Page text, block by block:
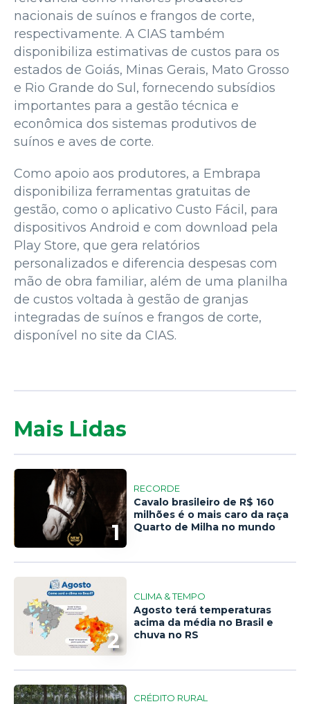
nacionais de suínos e frangos de corte,
respectivamente. A CIAS também
disponibiliza estimativas de custos para os
estados de Goiás, Minas Gerais, Mato Grosso
e Rio Grande do Sul, fornecendo subsídios
importantes para a gestão técnica e
econômica dos sistemas produtivos de
suínos e aves de corte.
Como apoio aos produtores, a Embrapa
disponibiliza ferramentas gratuitas de
gestão, como o aplicativo Custo Fácil, para
dispositivos Android e com download pela
Play Store, que gera relatórios
personalizados e diferencia despesas com
mão de obra familiar, além de uma planilha
de custos voltada à gestão de granjas
integradas de suínos e frangos de corte,
disponível no site da CIAS.
Mais Lidas
1
RECORDE
Cavalo brasileiro de R$ 160
milhões é o mais caro da raça
Quarto de Milha no mundo
2
CLIMA & TEMPO
Agosto terá temperaturas
acima da média no Brasil e
chuva no RS
CRÉDITO RURAL